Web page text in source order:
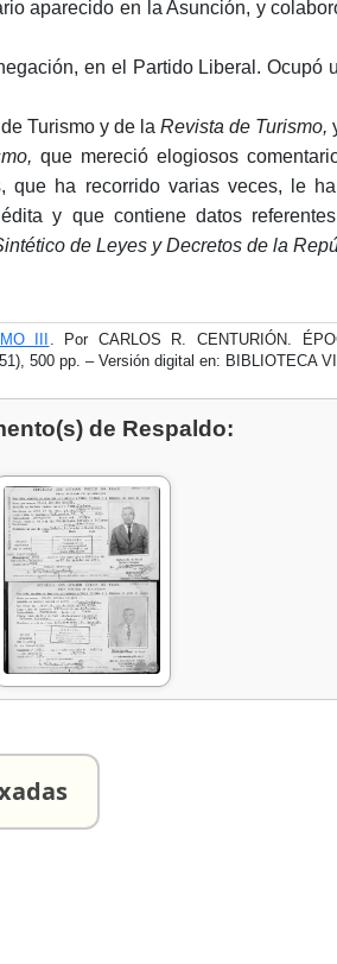
aparecido en la Asunción, y
en el Partido Liberal. Ocupó
Turismo y de la Revista de Turismo,
que mereció elogiosos
que ha recorrido varias veces, le
y que contiene datos
de Leyes y Decretos de la
III . Por CARLOS R. CENTURIÓN.
500 pp. – Versión digital en: BIBLIOTECA
de Respaldo: